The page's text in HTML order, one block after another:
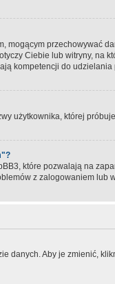
przechowywać
Ciebie lub witryny,
kompetencji do
użytkownika, której
które pozwalają na
z zalogowaniem lub
danych. Aby je zmienić,